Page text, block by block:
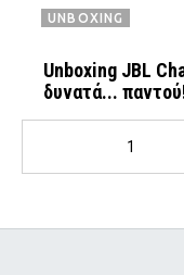
UNBOXING
Unboxing JBL
δυνατά...
1